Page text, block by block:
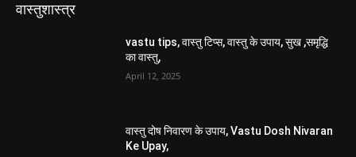
वास्तुशास्त्र
vastu tips, वास्तु टिप्स, वास्तु के उपाय, सुख ,समृद्धि
का वास्तु,
April 12, 2025
वास्तु दोष निवारण के उपाय, Vastu Dosh Nivaran
Ke Upay,